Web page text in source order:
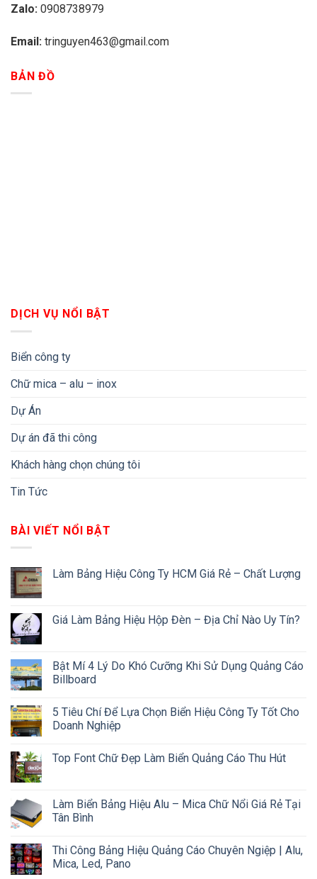
Zalo: 0908738979
Email: tringuyen463@gmail.com
BẢN ĐỒ
DỊCH VỤ NỔI BẬT
Biển công ty
Chữ mica – alu – inox
Dự Án
Dự án đã thi công
Khách hàng chọn chúng tôi
Tin Tức
BÀI VIẾT NỔI BẬT
Làm Bảng Hiệu Công Ty HCM Giá Rẻ – Chất Lượng
Giá Làm Bảng Hiệu Hộp Đèn – Địa Chỉ Nào Uy Tín?
Bật Mí 4 Lý Do Khó Cưỡng Khi Sử Dụng Quảng Cáo
Billboard
5 Tiêu Chí Để Lựa Chọn Biển Hiệu Công Ty Tốt Cho
Doanh Nghiệp
Top Font Chữ Đẹp Làm Biển Quảng Cáo Thu Hút
Làm Biển Bảng Hiệu Alu – Mica Chữ Nổi Giá Rẻ Tại
Tân Bình
Thi Công Bảng Hiệu Quảng Cáo Chuyên Ngiệp | Alu,
Mica, Led, Pano